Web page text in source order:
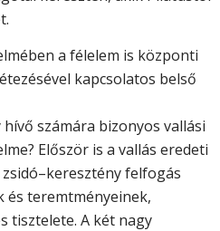
a félelem is központi
kapcsolatos belső
számára bizonyos vallási
Először is a vallás eredeti
felfogás
és teremtményeinek,
tisztelete. A két nagy